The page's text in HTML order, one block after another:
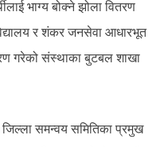
भाग्य बोक्ने झोला वितरण
र शंकर जनसेवा आधारभूत
गरेको संस्थाका बुटबल शाखा
जिल्ला समन्वय समितिका प्रमुख